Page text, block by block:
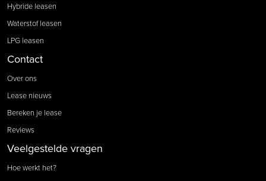
Hybride leasen
Waterstof leasen
LPG leasen
Contact
Over ons
Lease nieuws
Bereken je lease
Reviews
Veelgestelde vragen
Hoe werkt het?